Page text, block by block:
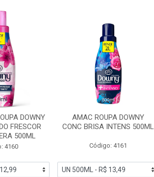
DOWNY
FRESCOR
500ML
4160
AMAC ROUPA DOWNY
CONC BRISA INTENS 500ML
Código: 4161